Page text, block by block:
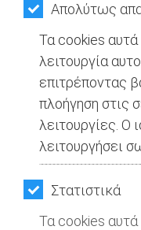
Απολύτως
Τα cookies αυτά
λειτουργία
επιτρέποντας
πλοήγηση στις
λειτουργίες. Ο
λειτουργήσει
Στατιστικά
Τα cookies